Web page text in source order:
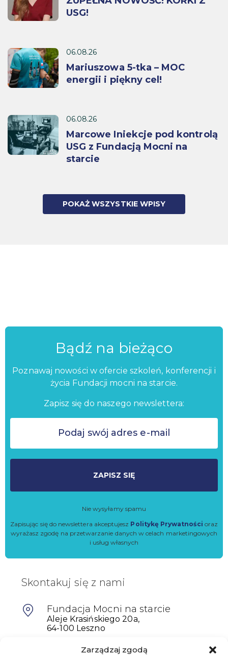
Zarządzaj zgodą
USG!
06.08.26
Mariuszowa 5-tka – MOC
energii i piękny cel!
06.08.26
Marcowe Iniekcje pod kontrolą
USG z Fundacją Mocni na
starcie
POKAŻ WSZYSTKIE WPISY
Bądź na bieżąco
Poznawaj nowości w ofercie szkoleń, konferencji i
życia Fundacji mocni na starcie.
Zapisz się do naszego newslettera:
ZAPISZ SIĘ
Nie wysyłamy spamu
Zapisując się do newslettera akceptujesz Politykę Prywatności oraz
wyrażasz zgodę na przetwarzanie danych w celach marketingowych
i usług własnych
Skontakuj się z nami
Fundacja Mocni na starcie
Aleje Krasińskiego 20a,
64-100 Leszno
601698402